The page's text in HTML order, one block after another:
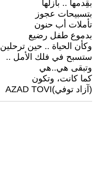
بقِدمها .. بأزلها
بتسبيحات عجوز
تأملات أب حنون
بدموع طفل رضيع
وكأن الحياة .. حين ترحلين
ستسبح في فلك الأمل ..
وتبقى هي..هي
كما كانت، وتكون
(آزاد توفي)AZAD TOVI